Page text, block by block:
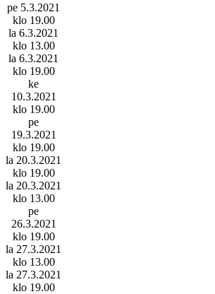
pe 5.3.2021
klo 19.00
la 6.3.2021
klo 13.00
la 6.3.2021
klo 19.00
ke
10.3.2021
klo 19.00
pe
19.3.2021
klo 19.00
la 20.3.2021
klo 19.00
la 20.3.2021
klo 13.00
pe
26.3.2021
klo 19.00
la 27.3.2021
klo 13.00
la 27.3.2021
klo 19.00